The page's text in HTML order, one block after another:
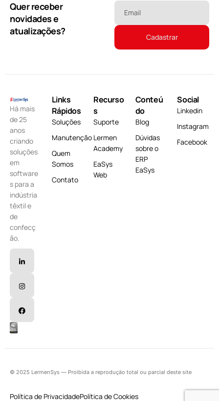
Quer receber
novidades e
atualizações?
Email
Há mais
de 25
anos
criando
soluções
em
software
s para a
indústria
têxtil e
de
confecç
ão.
Links
Rápidos
Soluções
Manutenção
Quem
Somos
Contato
Recurso
s
Suporte
Lermen
Academy
EaSys
Web
Conteú
do
Blog
Dúvidas
sobre o
ERP
EaSys
Social
Linkedin
Instagram
Facebook
© 2025 LermenSys — Proibida a reprodução total ou parcial deste site
Política de PrivacidadePolítica de Cookies